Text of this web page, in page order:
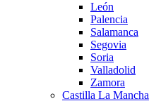
León
Palencia
Salamanca
Segovia
Soria
Valladolid
Zamora
Castilla La Mancha